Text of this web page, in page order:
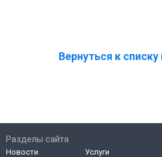
Вернуться к списку
Разделы сайта
Новости
Услуги